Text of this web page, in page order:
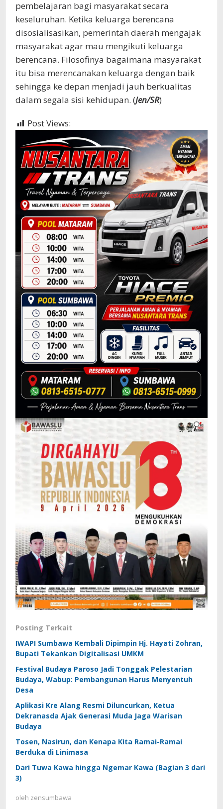
pembelajaran bagi masyarakat secara
keseluruhan. Ketika keluarga berencana
disosialisasikan, pemerintah daerah mengajak
masyarakat agar mau mengikuti keluarga
berencana. Filosofinya bagaimana masyarakat
itu bisa merencanakan keluarga dengan baik
sehingga ke depan menjadi jauh berkualitas
dalam segala sisi kehidupan. (Jen/SR)
Post Views:
Posting Terkait
IWAPI Sumbawa Kembali Dipimpin Hj. Hayati Zohran,
Bupati Tekankan Digitalisasi UMKM
Festival Budaya Paroso Jadi Tonggak Pelestarian
Budaya, Wabup: Pembangunan Harus Menyentuh
Desa
Aplikasi Kre Alang Resmi Diluncurkan, Ketua
Dekranasda Ajak Generasi Muda Jaga Warisan
Budaya
Tosen, Nasirun, dan Kenapa Kita Ramai-Ramai
Berduka di Linimasa
Dari Tuwa Kawa hingga Ngemar Kawa (Bagian 3 dari
3)
oleh zensumbawa